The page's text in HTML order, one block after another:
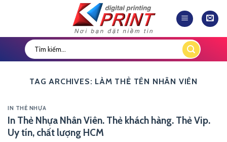
TAG ARCHIVES: LÀM THẺ TÊN NHÂN VIÊN
IN THẺ NHỰA
In Thẻ Nhựa Nhân Viên. Thẻ khách hàng. Thẻ Vip.
Uy tín, chất lượng HCM